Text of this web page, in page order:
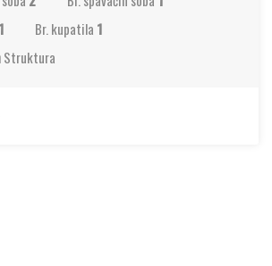
1 Br. kupatila 1
Struktura